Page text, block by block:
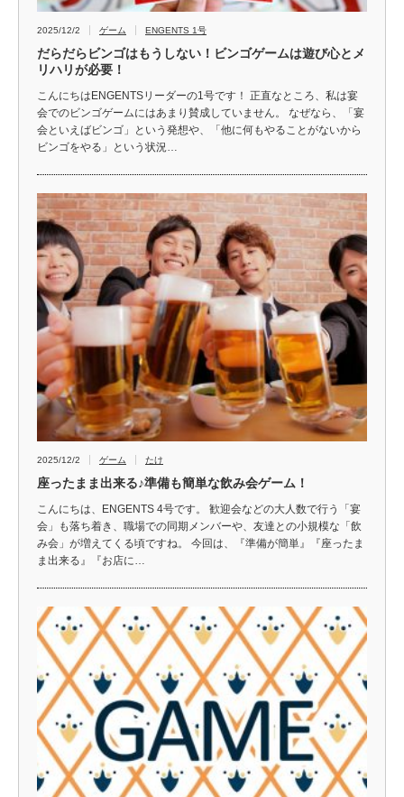
2025/12/2 ゲーム ENGENTS 1号
だらだらビンゴはもうしない！ビンゴゲームは遊び心とメ
リハリが必要！
こんにちはENGENTSリーダーの1号です！ 正直なところ、私は宴
会でのビンゴゲームにはあまり賛成していません。 なぜなら、「宴
会といえばビンゴ」という発想や、「他に何もやることがないから
ビンゴをやる」という状況…
2025/12/2 ゲーム たけ
座ったまま出来る♪準備も簡単な飲み会ゲーム！
こんにちは、ENGENTS 4号です。 歓迎会などの大人数で行う「宴
会」も落ち着き、職場での同期メンバーや、友達との小規模な「飲
み会」が増えてくる頃ですね。 今回は、『準備が簡単』『座ったま
ま出来る』『お店に…